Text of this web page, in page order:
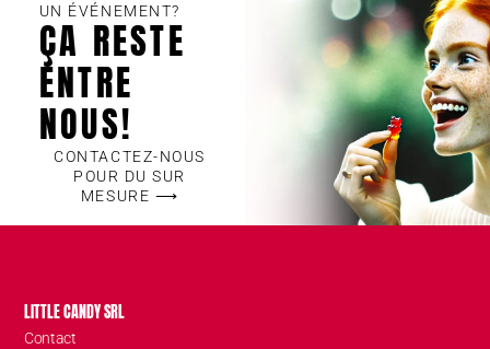
UN ÉVÉNEMENT?
ÇA RESTE
ENTRE
NOUS!
CONTACTEZ-NOUS
POUR DU SUR
MESURE ⟶
LITTLE CANDY SRL
Contact